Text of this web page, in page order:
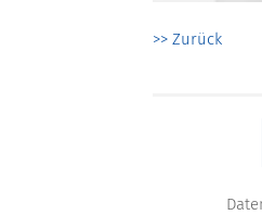
>> Zurück